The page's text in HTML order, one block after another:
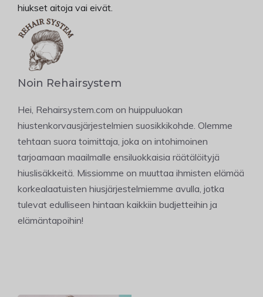
hiukset aitoja vai eivät.
Noin Rehairsystem
Hei, Rehairsystem.com on huippuluokan
hiustenkorvausjärjestelmien suosikkikohde. Olemme
tehtaan suora toimittaja, joka on intohimoinen
tarjoamaan maailmalle ensiluokkaisia räätälöityjä
hiuslisäkkeitä. Missiomme on muuttaa ihmisten elämää
korkealaatuisten hiusjärjestelmiemme avulla, jotka
tulevat edulliseen hintaan kaikkiin budjetteihin ja
elämäntapoihin!